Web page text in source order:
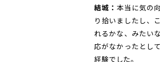
結城： 本当に気の
り拾いましたし、
れるかな、みたい
応がなかったとし
経験でした。